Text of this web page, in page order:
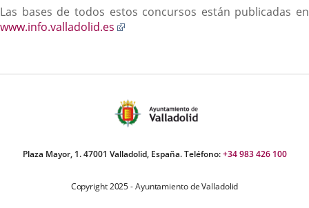
Las bases de todos estos concursos están publicadas en
www.info.valladolid.es
aplicación
Plaza Mayor, 1. 47001 Valladolid, España. Teléfono:+34 983 426 100
Copyright 2025 - Ayuntamiento de Valladolid